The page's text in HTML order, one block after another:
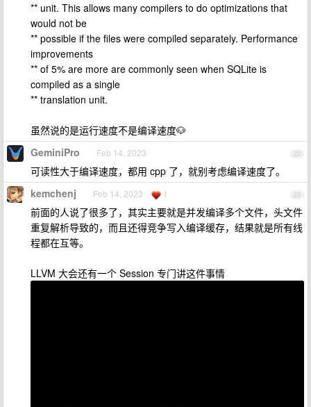
** unit. This allows many compilers to do optimizations that
would not be
** possible if the files were compiled separately. Performance
improvements
** of 5% are more are commonly seen when SQLite is
compiled as a single
** translation unit.
虽然说的是运行速度不是编译速度🐶
22
GeminiPro Feb 14, 2023
可读性大于编译速度，都用 cpp 了，就别考虑编译速度了。
23
kemchenj Feb 14, 2023 1
前面的人说了很多了，其实主要就是并发编译多个文件，头文件
重复解析导致的，而且还得竞争写入编译缓存，结果就是所有线
程都在互等。
LLVM 大会还有一个 Session 专门讲这件事情